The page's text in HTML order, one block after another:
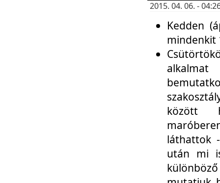
2015. 04. 06. -
Kedden
mindenkit
között
láthattok
után mi